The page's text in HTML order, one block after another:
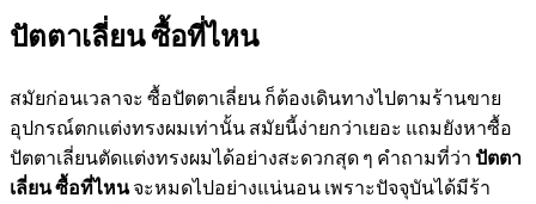
ปัตตาเลี่ยน ซื้อที่ไหน
สมัยก่อนเวลาจะ ซื้อปัตตาเลี่ยน ก็ต้องเดินทางไปตามร้านขาย
อุปกรณ์ตกแต่งทรงผมเท่านั้น สมัยนี้ง่ายกว่าเยอะ แถมยังหาซื้อ
ปัตตาเลี่ยนตัดแต่งทรงผมได้อย่างสะดวกสุด ๆ คำถามที่ว่า ปัตตา
เลี่ยน ซื้อที่ไหนจะหมดไปอย่างแน่นอน เพราะปัจจุบันได้มีร้า